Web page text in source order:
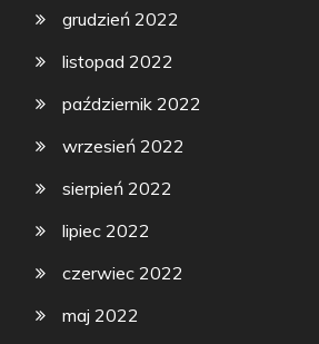
grudzień 2022
listopad 2022
październik 2022
wrzesień 2022
sierpień 2022
lipiec 2022
czerwiec 2022
maj 2022